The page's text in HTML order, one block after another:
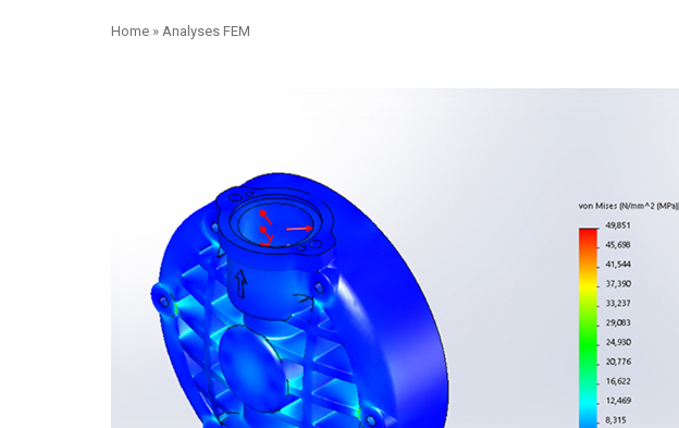
Home » Analyses FEM